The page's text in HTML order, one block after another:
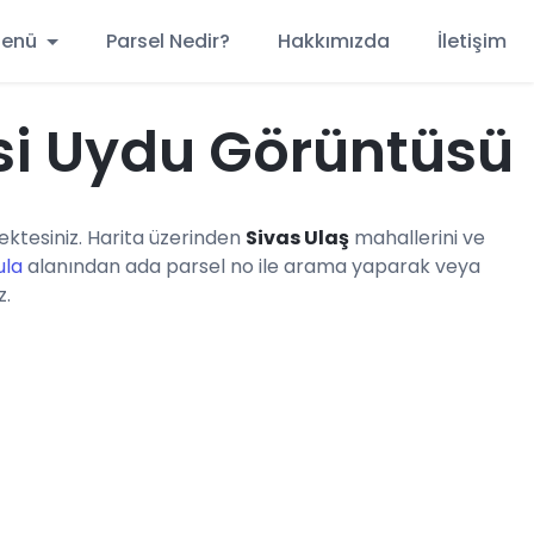
Parsel Nedir? Hakkımızda İletişim
Uydu Görüntüsü
Harita üzerinden Sivas Ulaş mahallerini ve
alanından ada parsel no ile arama yaparak veya